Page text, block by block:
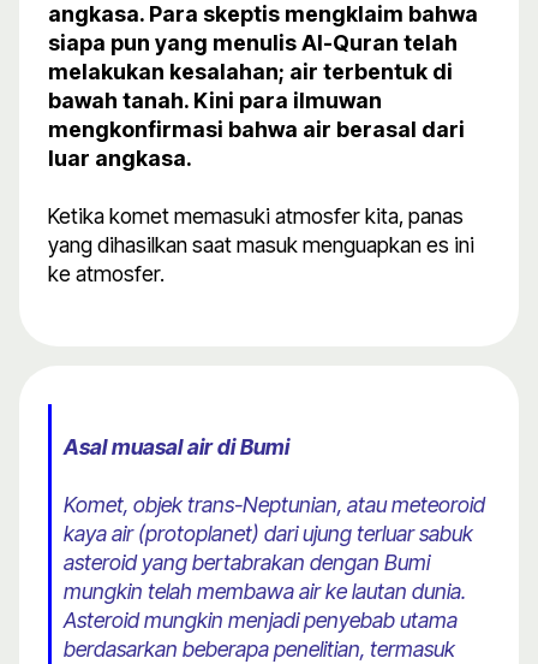
angkasa. Para skeptis mengklaim bahwa
siapa pun yang menulis Al-Quran telah
melakukan kesalahan; air terbentuk di
bawah tanah. Kini para ilmuwan
mengkonfirmasi bahwa air berasal dari
luar angkasa.
Ketika komet memasuki atmosfer kita, panas
yang dihasilkan saat masuk menguapkan es ini
ke atmosfer.
Asal muasal air di Bumi
Komet, objek trans-Neptunian, atau meteoroid
kaya air (protoplanet) dari ujung terluar sabuk
asteroid yang bertabrakan dengan Bumi
mungkin telah membawa air ke lautan dunia.
Asteroid mungkin menjadi penyebab utama
berdasarkan beberapa penelitian, termasuk